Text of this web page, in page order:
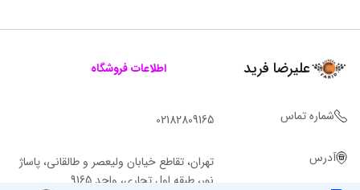
علیرضا فرید اطلاعات فروشگاه
شماره تماس 02182809165
آدرس
تهران، تقاطع خیابان ولیعصر و طالقانی، پاساژ
نور، طبقه اول تجاری، واحد 9165